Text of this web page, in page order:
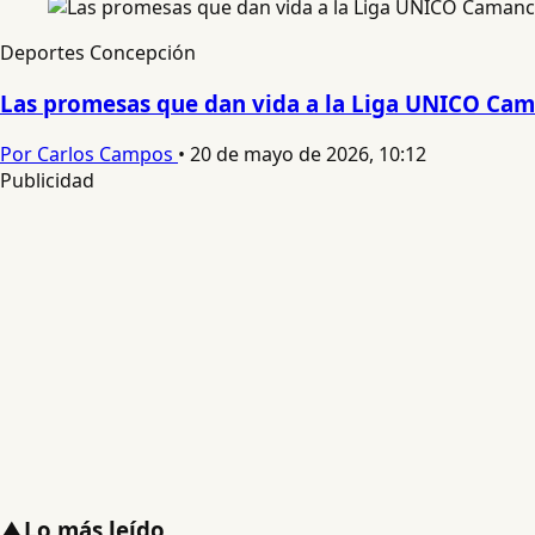
Deportes Concepción
Las promesas que dan vida a la Liga UNICO
Por Carlos Campos • 20 de mayo de 2026, 10:12
Publicidad
▲Lo más leído